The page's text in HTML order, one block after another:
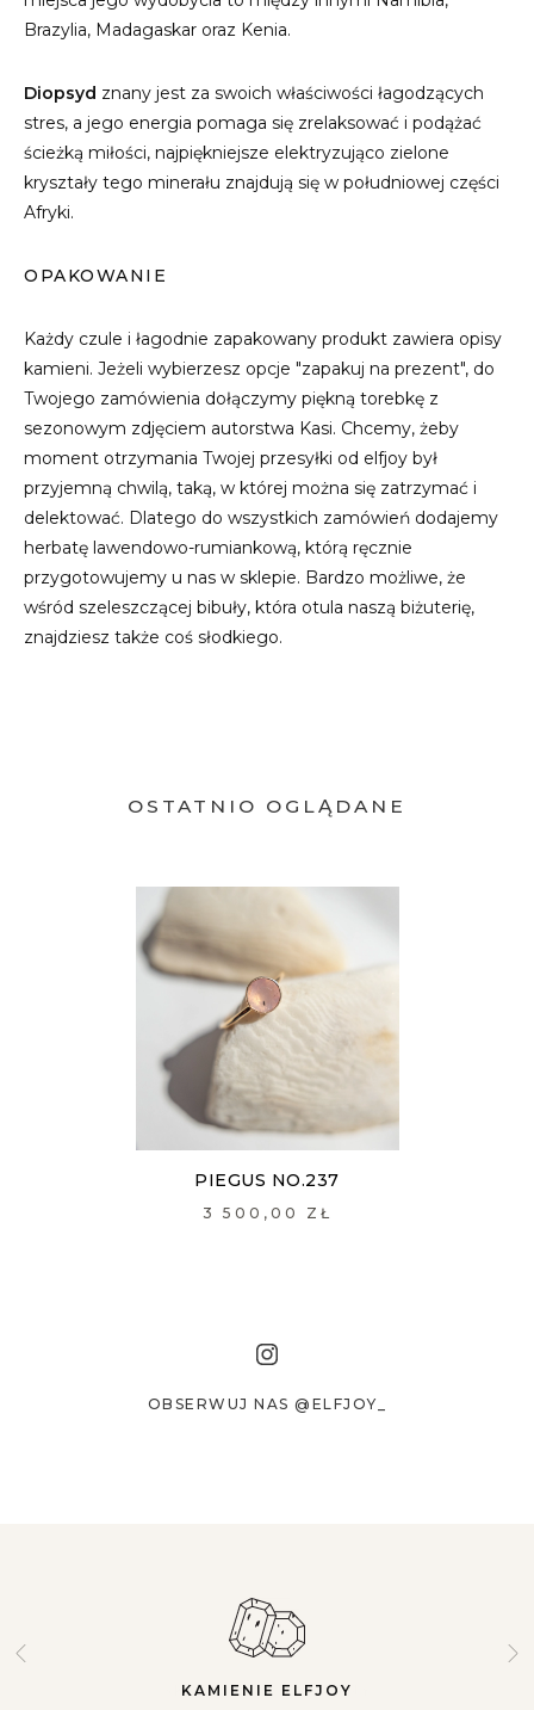
Brazylia, Madagaskar oraz Kenia.
Diopsyd znany jest za swoich właściwości łagodzących
stres, a jego energia pomaga się zrelaksować i podążać
ścieżką miłości, najpiękniejsze elektryzująco zielone
kryształy tego minerału znajdują się w południowej części
Afryki.
OPAKOWANIE
Każdy czule i łagodnie zapakowany produkt zawiera opisy
kamieni. Jeżeli wybierzesz opcje "zapakuj na prezent", do
Twojego zamówienia dołączymy piękną torebkę z
sezonowym zdjęciem autorstwa Kasi. Chcemy, żeby
moment otrzymania Twojej przesyłki od elfjoy był
przyjemną chwilą, taką, w której można się zatrzymać i
delektować. Dlatego do wszystkich zamówień dodajemy
herbatę lawendowo-rumiankową, którą ręcznie
przygotowujemy u nas w sklepie. Bardzo możliwe, że
wśród szeleszczącej bibuły, która otula naszą biżuterię,
znajdziesz także coś słodkiego.
OSTATNIO OGLĄDANE
PIEGUS NO.237
3 500,00 ZŁ
OBSERWUJ NAS @ELFJOY_
KAMIENIE ELFJOY